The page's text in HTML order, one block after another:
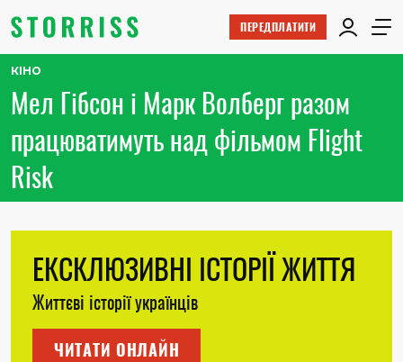
ПЕРЕДПЛАТИТИ
КІНО
Мел Гібсон і Марк Волберг разом
працюватимуть над фільмом Flight
Risk
ЕКСКЛЮЗИВНІ ІСТОРІЇ ЖИТТЯ
Життєві історії українців
ЧИТАТИ ОНЛАЙН